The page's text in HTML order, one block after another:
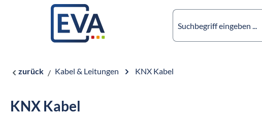
Zur Hauptnavigation springen
zurück Kabel & Leitungen KNX Kabel
KNX Kabel